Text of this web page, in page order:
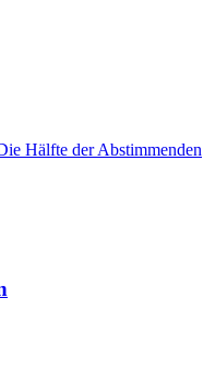
Hälfte der Abstimmenden